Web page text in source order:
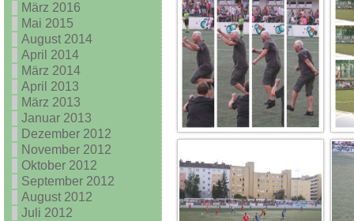
März 2016
Mai 2015
August 2014
April 2014
März 2014
April 2013
März 2013
Januar 2013
Dezember 2012
November 2012
Oktober 2012
September 2012
August 2012
Juli 2012